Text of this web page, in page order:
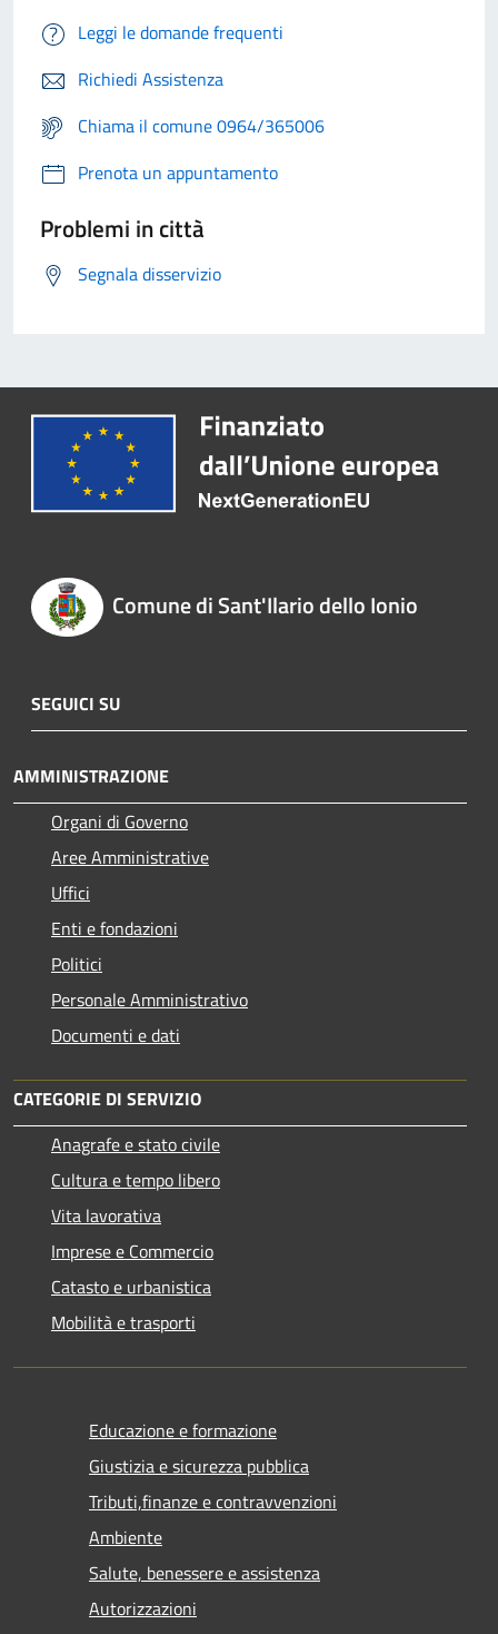
Leggi le domande frequenti
Richiedi Assistenza
Chiama il comune 0964/365006
Prenota un appuntamento
Problemi in città
Segnala disservizio
Comune di Sant'Ilario dello Ionio
SEGUICI SU
AMMINISTRAZIONE
Organi di Governo
Aree Amministrative
Uffici
Enti e fondazioni
Politici
Personale Amministrativo
Documenti e dati
CATEGORIE DI SERVIZIO
Anagrafe e stato civile
Cultura e tempo libero
Vita lavorativa
Imprese e Commercio
Catasto e urbanistica
Mobilità e trasporti
Educazione e formazione
Giustizia e sicurezza pubblica
Tributi,finanze e contravvenzioni
Ambiente
Salute, benessere e assistenza
Autorizzazioni